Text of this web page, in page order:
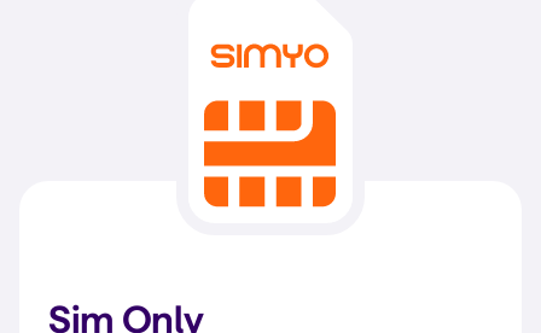
Sim Only